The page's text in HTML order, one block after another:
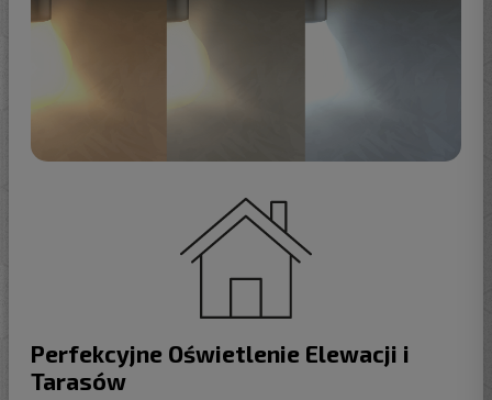
Perfekcyjne Oświetlenie Elewacji i
Tarasów